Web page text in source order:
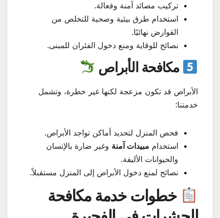
تركيب مصائد آمنة وفعالة.
استخدام طرق بيئية وصحية للتخلص من
القوارض نهائيًا.
نصائح للوقاية ومنع دخول الفئران للمبنى.
مكافحة الأبراص
الأبراص قد تكون مزعجة لكنها غير خطرة، وتشمل
خدمتنا:
فحص المنزل لتحديد أماكن تواجد الأبراص.
استخدام مبيدات آمنة وغير ضارة بالإنسان
والحيوانات الأليفة.
نصائح لمنع دخول الأبراص إلى المنزل مستقبلاً.
خطوات خدمة مكافحة